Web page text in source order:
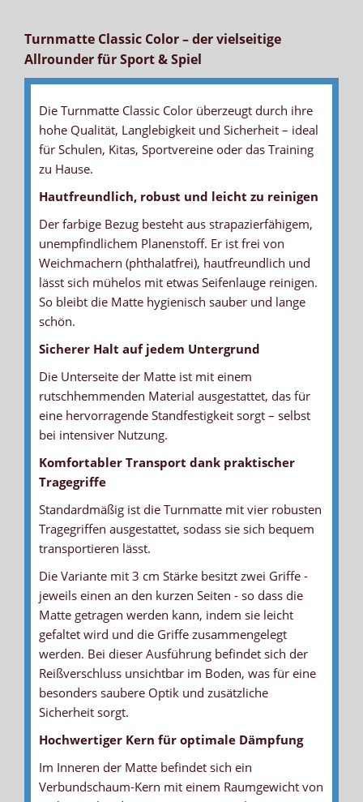
FARBIGER BEZUG
... sehr robust und unempfindlich
ANTIRUTSCHBODEN - TURNMATTEN
... sorgt für Stabilität und Standfestigkeit
TRAGEGRIFF
... durch eine strapazierfähige Naht mit dem Bezug fest
verbunden
VERDECKTER REISSVERSCHLUSS
... bei den 3cm Matten auf der Unterseite
KERN - VERBUNDSCHAUM
... für bestmögliche Sicherheit durch optimale Kraftabbauwerte
GARANTIE
... 3 Jahre auf Nähte und 2 Jahre auf das Material
Turnmatte Classic Color – der vielseitige
Allrounder für Sport & Spiel
Die Turnmatte Classic Color überzeugt durch ihre
hohe Qualität, Langlebigkeit und Sicherheit – ideal
für Schulen, Kitas, Sportvereine oder das Training
zu Hause.
Hautfreundlich, robust und leicht zu reinigen
Der farbige Bezug besteht aus strapazierfähigem,
unempfindlichem Planenstoff. Er ist frei von
Weichmachern (phthalatfrei), hautfreundlich und
lässt sich mühelos mit etwas Seifenlauge reinigen.
So bleibt die Matte hygienisch sauber und lange
schön.
Sicherer Halt auf jedem Untergrund
Die Unterseite der Matte ist mit einem
rutschhemmenden Material ausgestattet, das für
eine hervorragende Standfestigkeit sorgt – selbst
bei intensiver Nutzung.
Komfortabler Transport dank praktischer
Tragegriffe
Standardmäßig ist die Turnmatte mit vier robusten
Tragegriffen ausgestattet, sodass sie sich bequem
transportieren lässt.
Die Variante mit 3 cm Stärke besitzt zwei Griffe -
jeweils einen an den kurzen Seiten - so dass die
Matte getragen werden kann, indem sie leicht
gefaltet wird und die Griffe zusammengelegt
werden. Bei dieser Ausführung befindet sich der
Reißverschluss unsichtbar im Boden, was für eine
besonders saubere Optik und zusätzliche
Sicherheit sorgt.
Hochwertiger Kern für optimale Dämpfung
Im Inneren der Matte befindet sich ein
Verbundschaum-Kern mit einem Raumgewicht von